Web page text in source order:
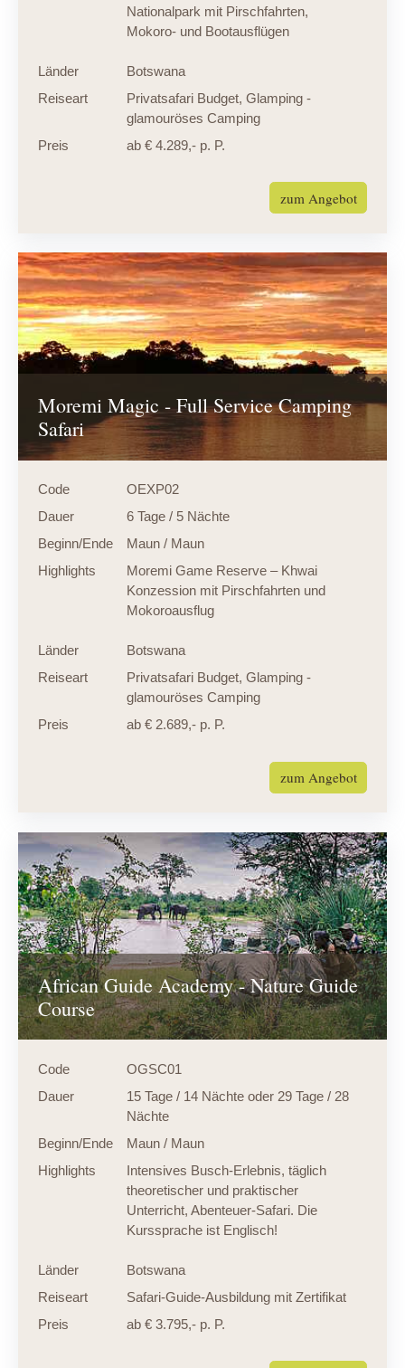
Nationalpark mit Pirschfahrten,
Mokoro- und Bootausflügen
Länder
Botswana
Reiseart
Privatsafari Budget, Glamping -
glamouröses Camping
Preis
ab € 4.289,- p. P.
zum Angebot
Moremi Magic - Full Service Camping
Safari
Code
OEXP02
Dauer
6 Tage / 5 Nächte
Beginn/Ende
Maun / Maun
Highlights
Moremi Game Reserve – Khwai
Konzession mit Pirschfahrten und
Mokoroausflug
Länder
Botswana
Reiseart
Privatsafari Budget, Glamping -
glamouröses Camping
Preis
ab € 2.689,- p. P.
zum Angebot
African Guide Academy - Nature Guide
Course
Code
OGSC01
Dauer
15 Tage / 14 Nächte oder 29 Tage / 28
Nächte
Beginn/Ende
Maun / Maun
Highlights
Intensives Busch-Erlebnis, täglich
theoretischer und praktischer
Unterricht, Abenteuer-Safari. Die
Kurssprache ist Englisch!
Länder
Botswana
Reiseart
Safari-Guide-Ausbildung mit Zertifikat
Preis
ab € 3.795,- p. P.